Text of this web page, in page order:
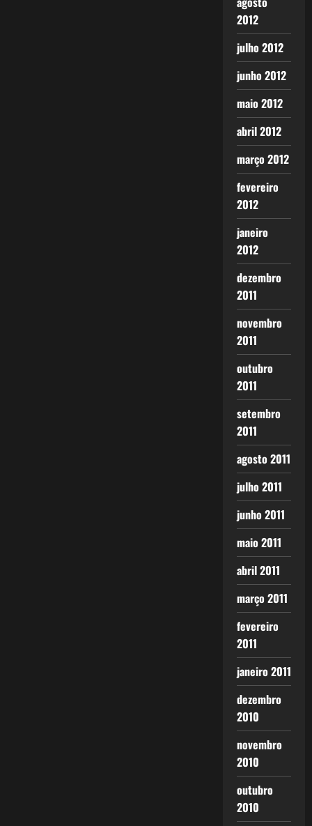
2012
julho 2012
junho 2012
maio 2012
abril 2012
março 2012
fevereiro
2012
janeiro
2012
dezembro
2011
novembro
2011
outubro
2011
setembro
2011
agosto 2011
julho 2011
junho 2011
maio 2011
abril 2011
março 2011
fevereiro
2011
janeiro 2011
dezembro
2010
novembro
2010
outubro
2010